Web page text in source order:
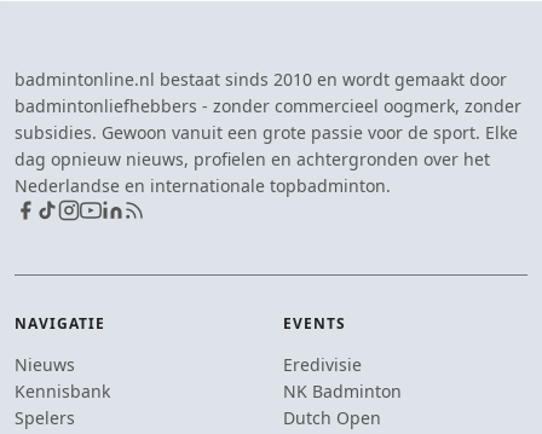
badmintonline.nl bestaat sinds 2010 en wordt gemaakt door
badmintonliefhebbers - zonder commercieel oogmerk, zonder
subsidies. Gewoon vanuit een grote passie voor de sport. Elke
dag opnieuw nieuws, profielen en achtergronden over het
Nederlandse en internationale topbadminton.
NAVIGATIE
Nieuws
Kennisbank
Spelers
EVENTS
Eredivisie
NK Badminton
Dutch Open